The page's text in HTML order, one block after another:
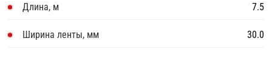
Длина, м 7.5
Ширина ленты, мм 30.0